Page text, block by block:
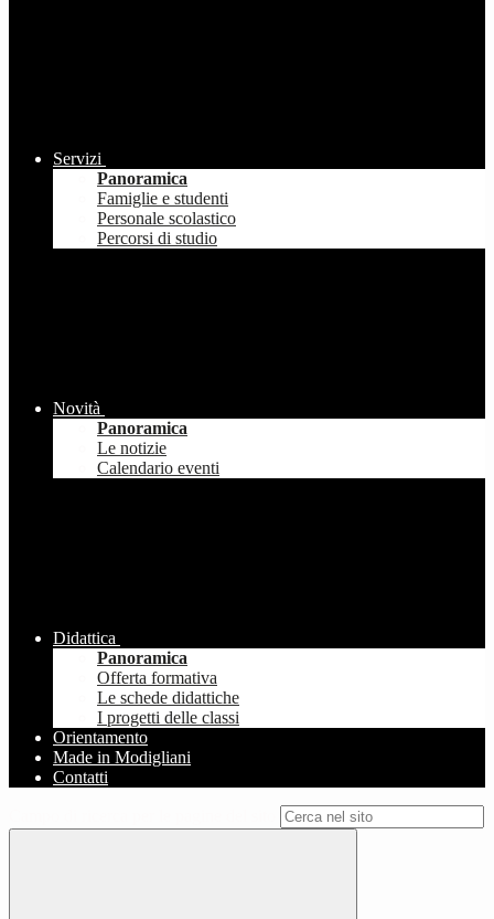
Servizi
Panoramica
Famiglie e studenti
Personale scolastico
Percorsi di studio
Novità
Panoramica
Le notizie
Calendario eventi
Didattica
Panoramica
Offerta formativa
Le schede didattiche
I progetti delle classi
Orientamento
Made in Modigliani
Contatti